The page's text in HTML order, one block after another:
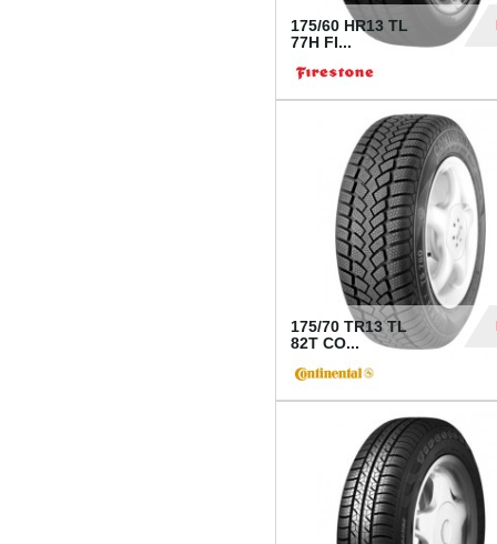
175/60 HR13 TL
77H FI...
175/70 TR13 TL
82T CO...